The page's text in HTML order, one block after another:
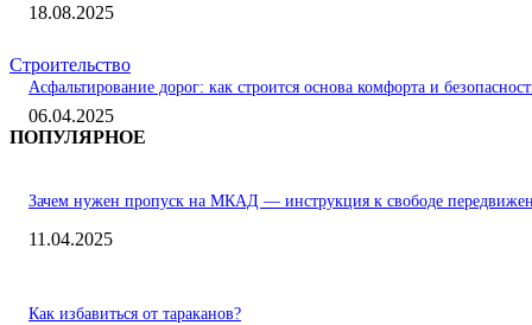
18.08.2025
Строительство
Асфальтирование дорог: как строится основа комфорта и
06.04.2025
ПОПУЛЯРНОЕ
Зачем нужен пропуск на МКАД — инструкция к свободе
11.04.2025
Как избавиться от тараканов?